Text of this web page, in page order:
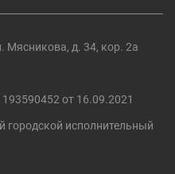
Мясникова, д. 34, кор. 2а
193590452 от 16.09.2021
городской исполнительный